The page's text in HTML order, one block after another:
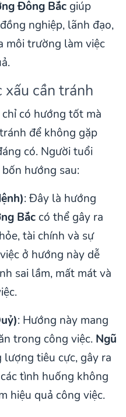
Đông Bắc giúp
nghiệp, lãnh đạo,
môi trường làm việc
cần tránh
có hướng tốt mà
để không gặp
có. Người tuổi
hướng sau:
: Đây là hướng
Bắc có thể gây ra
tài chính và sự
ở hướng này dễ
sai lầm, mất mát và
: Hướng này mang
trong công việc. Ngũ
tiêu cực, gây ra
tình huống không
hiệu quả công việc.